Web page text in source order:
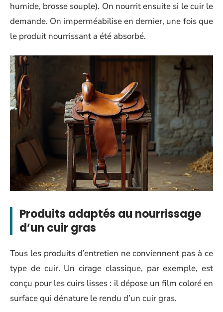
humide, brosse souple). On nourrit ensuite si le cuir le
demande. On imperméabilise en dernier, une fois que
le produit nourrissant a été absorbé.
Produits adaptés au nourrissage
d’un cuir gras
Tous les produits d’entretien ne conviennent pas à ce
type de cuir. Un cirage classique, par exemple, est
conçu pour les cuirs lisses : il dépose un film coloré en
surface qui dénature le rendu d’un cuir gras.